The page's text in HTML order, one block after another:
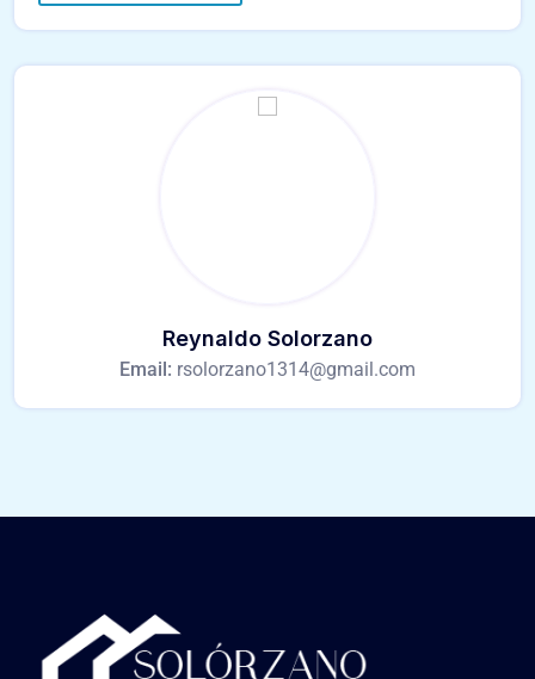
Reynaldo Solorzano
Email: rsolorzano1314@gmail.com